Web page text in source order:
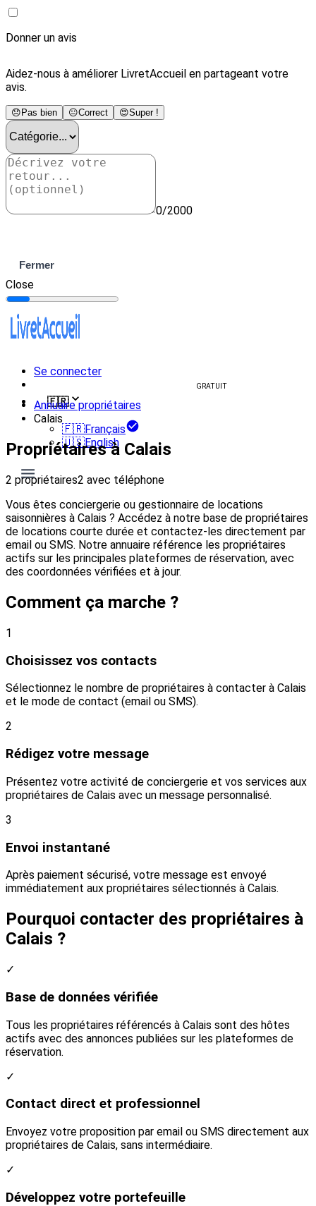
Donner un avis
Aidez-nous à améliorer LivretAccueil en partageant votre
avis.
😞 Pas bien 😐Correct 😍Super !
0/2000
Fermer
Close
Se connecter
GRATUIT
🇫🇷
🇫🇷Français
🇺🇸English
Annuaire propriétaires
Calais
Propriétaires à Calais
2 propriétaires2 avec téléphone
Vous êtes conciergerie ou gestionnaire de locations
saisonnières à Calais ? Accédez à notre base de propriétaires
de locations courte durée et contactez-les directement par
email ou SMS. Notre annuaire référence les propriétaires
actifs sur les principales plateformes de réservation, avec
des coordonnées vérifiées et à jour.
Comment ça marche ?
1
Choisissez vos contacts
Sélectionnez le nombre de propriétaires à contacter à Calais
et le mode de contact (email ou SMS).
2
Rédigez votre message
Présentez votre activité de conciergerie et vos services aux
propriétaires de Calais avec un message personnalisé.
3
Envoi instantané
Après paiement sécurisé, votre message est envoyé
immédiatement aux propriétaires sélectionnés à Calais.
Pourquoi contacter des propriétaires à
Calais ?
✓
Base de données vérifiée
Tous les propriétaires référencés à Calais sont des hôtes
actifs avec des annonces publiées sur les plateformes de
réservation.
✓
Contact direct et professionnel
Envoyez votre proposition par email ou SMS directement aux
propriétaires de Calais, sans intermédiaire.
✓
Développez votre portefeuille